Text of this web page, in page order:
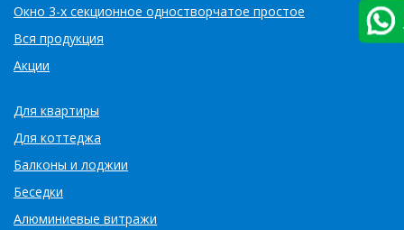
Окно 3-х секционное одностворчатое простое
Вся продукция
Акции
Для квартиры
Для коттеджа
Балконы и лоджии
Беседки
Алюминиевые витражи